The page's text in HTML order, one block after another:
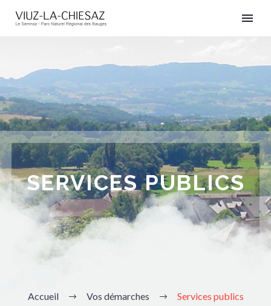
SERVICES PUBLICS
Accueil Vos démarches Services publics